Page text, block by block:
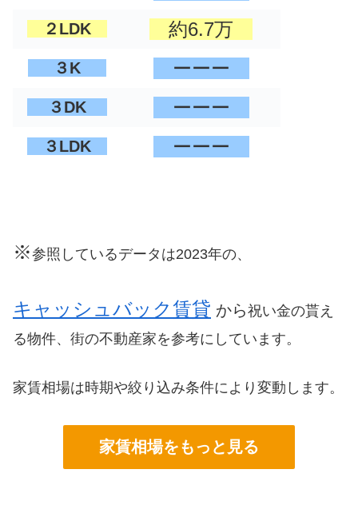
２LDK 約6.7万
３K ーーー
３DK ーーー
３LDK ーーー
※参照しているデータは2023年の、
キャッシュバック賃貸 から祝い金の貰え
る物件、街の不動産家を参考にしています。
家賃相場は時期や絞り込み条件により変動します。
家賃相場をもっと見る